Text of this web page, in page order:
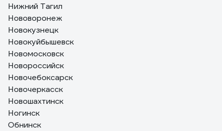
Нижний Тагил
Нововоронеж
Новокузнецк
Новокуйбышевск
Новомосковск
Новороссийск
Новочебоксарск
Новочеркасск
Новошахтинск
Ногинск
Обнинск